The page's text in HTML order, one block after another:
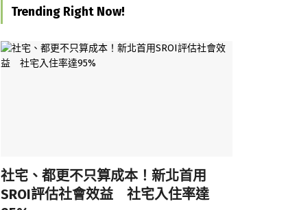
Trending Right Now!
社宅、都更不只算成本！新北首用
SROI評估社會效益 社宅入住率達